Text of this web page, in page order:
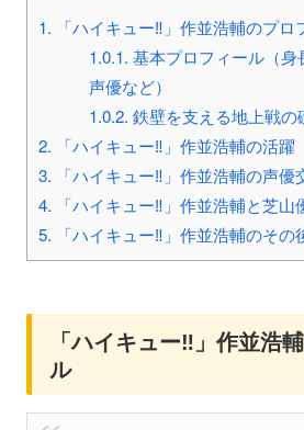
1. 「ハイキュー‼」作並浩輔のプロ
1.0.1. 基本プロフィール（身
声優など）
1.0.2. 鉄壁を支える地上戦の
2. 「ハイキュー‼」作並浩輔の活躍
3. 「ハイキュー‼」作並浩輔の声優
4. 「ハイキュー‼」作並浩輔と芝山
5. 「ハイキュー‼」作並浩輔のその
「ハイキュー‼」作並浩
ル